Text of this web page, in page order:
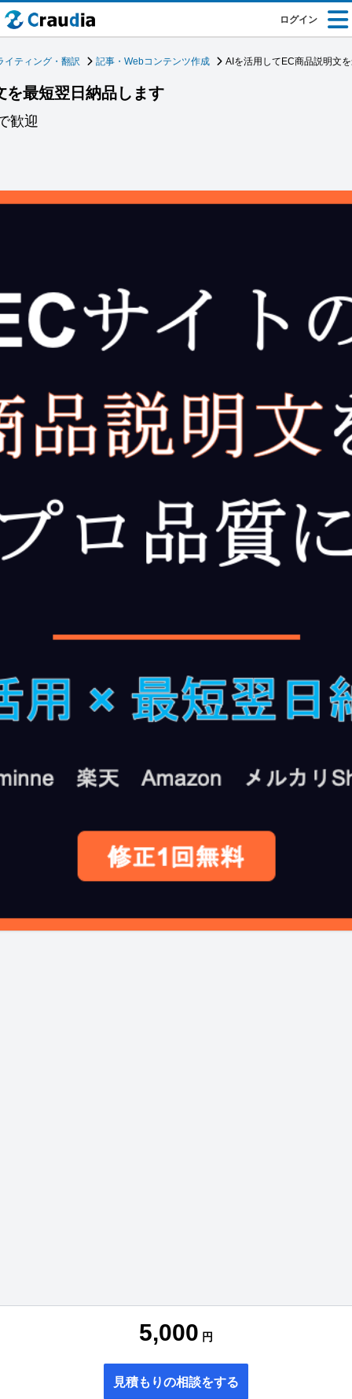
ログイン
イティング・翻訳 記事・Webコンテンツ作成 AIを活用してEC商品説明文
を最短翌日納品します
歓迎
5,000 円
見積もりの相談をする